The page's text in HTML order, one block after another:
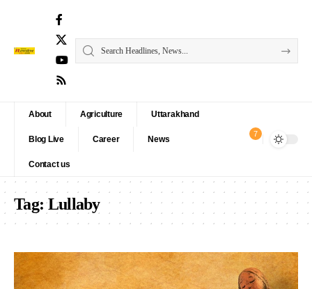
About Agriculture Uttarakhand
Blog Live Career News
Contact us
7
Tag:Lullaby